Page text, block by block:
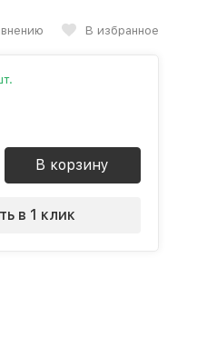
В избранное
В корзину
в 1 клик